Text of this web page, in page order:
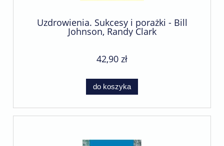
Uzdrowienia. Sukcesy i porażki - Bill
Johnson, Randy Clark
42,90 zł
do koszyka